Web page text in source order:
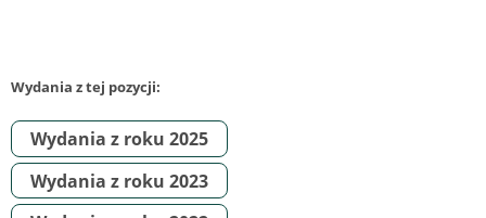
Wydania z tej pozycji:
Wydania z roku 2025
Wydania z roku 2023